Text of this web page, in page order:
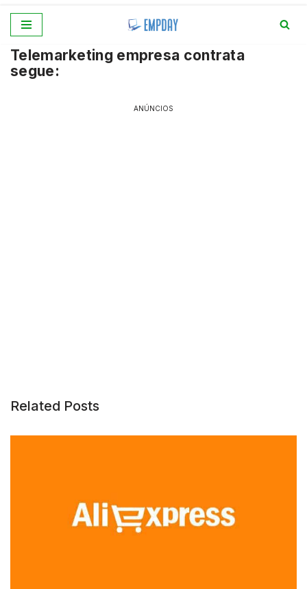
para
o
Telemarketing empresa contrata
segue:
ANÚNCIOS
Related Posts